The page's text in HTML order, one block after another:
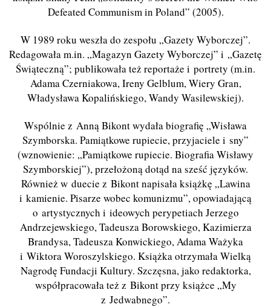
Defeated Communism in Poland” (2005).
W 1989 roku weszła do zespołu „Gazety Wyborczej”.
Redagowała m.in. „Magazyn Gazety Wyborczej” i „Gazetę
Świąteczną”; publikowała też reportaże i portrety (m.in.
Adama Czerniakowa, Ireny Gelblum, Wiery Gran,
Władysława Kopalińskiego, Wandy Wasilewskiej).
Wspólnie z Anną Bikont wydała biografię „Wisława
Szymborska. Pamiątkowe rupiecie, przyjaciele i sny”
(wznowienie: „Pamiątkowe rupiecie. Biografia Wisławy
Szymborskiej”), przełożoną dotąd na sześć języków.
Również w duecie z Bikont napisała książkę „Lawina
i kamienie. Pisarze wobec komunizmu”, opowiadającą
o artystycznych i ideowych perypetiach Jerzego
Andrzejewskiego, Tadeusza Borowskiego, Kazimierza
Brandysa, Tadeusza Konwickiego, Adama Ważyka
i Wiktora Woroszylskiego. Książka otrzymała Wielką
Nagrodę Fundacji Kultury. Szczęsna, jako redaktorka,
współpracowała też z Bikont przy książce „My
z Jedwabnego”.